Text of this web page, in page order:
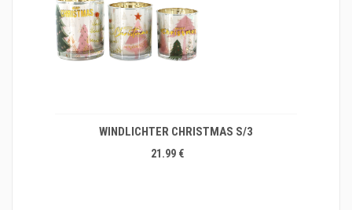
WINDLICHTER CHRISTMAS S/3
21.99 €